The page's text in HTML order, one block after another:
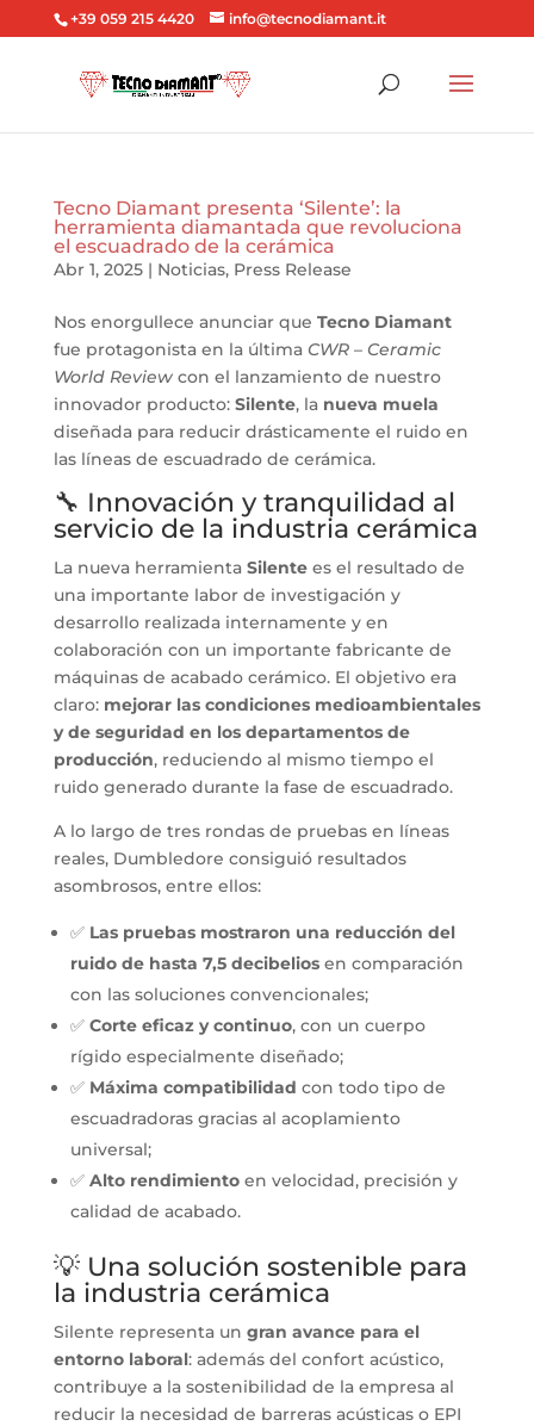
+39 059 215 4420 info@tecnodiamant.it
Tecno Diamant presenta ‘Silente’: la
herramienta diamantada que revoluciona
el escuadrado de la cerámica
Abr 1, 2025| Noticias, Press Release
Nos enorgullece anunciar que Tecno Diamant
fue protagonista en la última CWR – Ceramic
World Reviewcon el lanzamiento de nuestro
innovador producto: Silente, la nueva muela
diseñada para reducir drásticamente el ruido en
las líneas de escuadrado de cerámica.
🔧 Innovación y tranquilidad al
servicio de la industria cerámica
La nueva herramienta Silentees el resultado de
una importante labor de investigación y
desarrollo realizada internamente y en
colaboración con un importante fabricante de
máquinas de acabado cerámico. El objetivo era
claro: mejorar las condiciones medioambientales
y de seguridad en los departamentos de
producción, reduciendo al mismo tiempo el
ruido generado durante la fase de escuadrado.
A lo largo de tres rondas de pruebas en líneas
reales, Dumbledore consiguió resultados
asombrosos, entre ellos:
✅ Las pruebas mostraron una reducción del
ruido de hasta 7,5 decibeliosen comparación
con las soluciones convencionales;
✅ Corte eficaz y continuo, con un cuerpo
rígido especialmente diseñado;
✅ Máxima compatibilidad con todo tipo de
escuadradoras gracias al acoplamiento
universal;
✅ Alto rendimientoen velocidad, precisión y
calidad de acabado.
💡 Una solución sostenible para
la industria cerámica
Silente representa un gran avance para el
entorno laboral: además del confort acústico,
contribuye a la sostenibilidad de la empresa al
reducir la necesidad de barreras acústicas o EPI